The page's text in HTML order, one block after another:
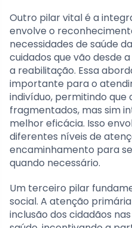
Outro pilar vital é a
envolve o
necessidades de saúde
cuidados que vão desde
a reabilitação. Essa
importante para o
indivíduo, permitindo que
fragmentados, mas sim
melhor eficácia. Isso
diferentes níveis de
encaminhamento para
quando necessário.
Um terceiro pilar
social. A atenção
inclusão dos cidadãos